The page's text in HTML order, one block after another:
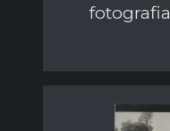
fotografia